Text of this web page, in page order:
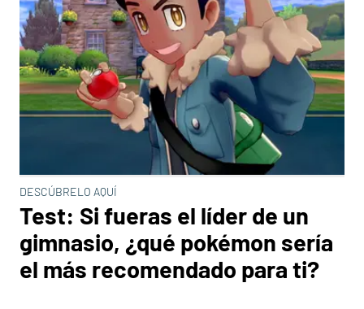
DESCÚBRELO AQUÍ
Test: Si fueras el líder de un
gimnasio, ¿qué pokémon sería
el más recomendado para ti?